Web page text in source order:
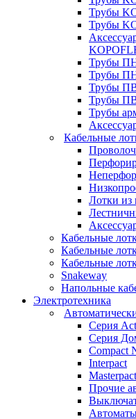
Трубы
Трубы
Трубы
Трубы
Трубы
Трубы
Трубы
Кабельные
Лотки из
Кабельные
Кабельные
Кабельные
Snakeway
Напольные
Электротехника
Серия
Серия
Compact
Interpact
Masterpact
Прочие